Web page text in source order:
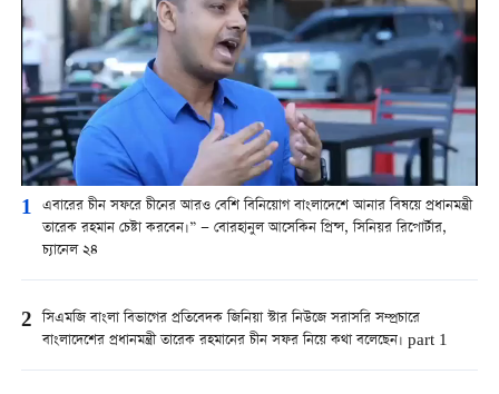
1 এবারের চীন সফরে চীনের আরও বেশি বিনিয়োগ বাংলাদেশে আনার বিষয়ে প্রধানমন্ত্রী
তারেক রহমান চেষ্টা করবেন।” — বোরহানুল আসেকিন প্রিন্স, সিনিয়র রিপোর্টার,
চ্যানেল ২৪
2 সিএমজি বাংলা বিভাগের প্রতিবেদক জিনিয়া স্টার নিউজে সরাসরি সম্প্রচারে
বাংলাদেশের প্রধানমন্ত্রী তারেক রহমানের চীন সফর নিয়ে কথা বলেছেন। part 1